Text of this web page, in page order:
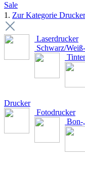
Sale
1. Zur Kategorie
Laserdrucker
Schwarz/
Drucker
Fotodrucker
Bon-